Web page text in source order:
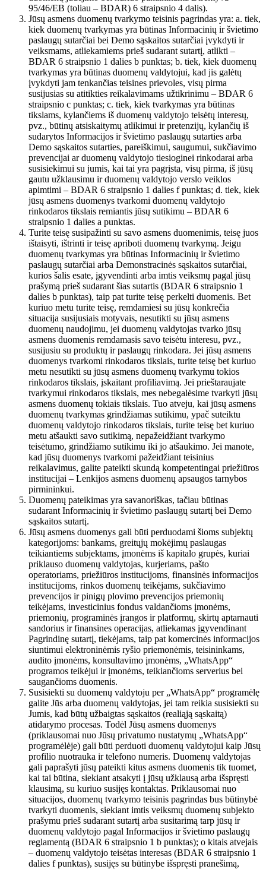
95/46/EB (toliau – BDAR) 6 straipsnio 4 dalis).
Jūsų asmens duomenų tvarkymo teisinis pagrindas yra: a. tiek,
kiek duomenų tvarkymas yra būtinas Informacinių ir švietimo
paslaugų sutarčiai bei Demo sąskaitos sutarčiai įvykdyti ir
veiksmams, atliekamiems prieš sudarant sutartį, atlikti –
BDAR 6 straipsnio 1 dalies b punktas; b. tiek, kiek duomenų
tvarkymas yra būtinas duomenų valdytojui, kad jis galėtų
įvykdyti jam tenkančias teisines prievoles, visų pirma
susijusias su atitikties reikalavimams užtikrinimu – BDAR 6
straipsnio c punktas; c. tiek, kiek tvarkymas yra būtinas
tikslams, kylančiems iš duomenų valdytojo teisėtų interesų,
pvz., būtinų atsiskaitymų atlikimui ir pretenzijų, kylančių iš
sudarytos Informacijos ir švietimo paslaugų sutarties arba
Demo sąskaitos sutarties, pareiškimui, saugumui, sukčiavimo
prevencijai ar duomenų valdytojo tiesioginei rinkodarai arba
susisiekimui su jumis, kai tai yra pagrįsta, visų pirma, iš jūsų
gautu užklausimu ir duomenų valdytojo verslo veiklos
apimtimi – BDAR 6 straipsnio 1 dalies f punktas; d. tiek, kiek
jūsų asmens duomenys tvarkomi duomenų valdytojo
rinkodaros tikslais remiantis jūsų sutikimu – BDAR 6
straipsnio 1 dalies a punktas.
Turite teisę susipažinti su savo asmens duomenimis, teisę juos
ištaisyti, ištrinti ir teisę apriboti duomenų tvarkymą. Jeigu
duomenų tvarkymas yra būtinas Informacinių ir švietimo
paslaugų sutarčiai arba Demonstracinės sąskaitos sutarčiai,
kurios šalis esate, įgyvendinti arba imtis veiksmų pagal jūsų
prašymą prieš sudarant šias sutartis (BDAR 6 straipsnio 1
dalies b punktas), taip pat turite teisę perkelti duomenis. Bet
kuriuo metu turite teisę, remdamiesi su jūsų konkrečia
situacija susijusiais motyvais, nesutikti su jūsų asmens
duomenų naudojimu, jei duomenų valdytojas tvarko jūsų
asmens duomenis remdamasis savo teisėtu interesu, pvz.,
susijusiu su produktų ir paslaugų rinkodara. Jei jūsų asmens
duomenys tvarkomi rinkodaros tikslais, turite teisę bet kuriuo
metu nesutikti su jūsų asmens duomenų tvarkymu tokios
rinkodaros tikslais, įskaitant profiliavimą. Jei prieštaraujate
tvarkymui rinkodaros tikslais, mes nebegalėsime tvarkyti jūsų
asmens duomenų tokiais tikslais. Tuo atveju, kai jūsų asmens
duomenų tvarkymas grindžiamas sutikimu, ypač suteiktu
duomenų valdytojo rinkodaros tikslais, turite teisę bet kuriuo
metu atšaukti savo sutikimą, nepažeidžiant tvarkymo
teisėtumo, grindžiamo sutikimu iki jo atšaukimo. Jei manote,
kad jūsų duomenys tvarkomi pažeidžiant teisinius
reikalavimus, galite pateikti skundą kompetentingai priežiūros
institucijai – Lenkijos asmens duomenų apsaugos tarnybos
pirmininkui.
Duomenų pateikimas yra savanoriškas, tačiau būtinas
sudarant Informacinių ir švietimo paslaugų sutartį bei Demo
sąskaitos sutartį.
Jūsų asmens duomenys gali būti perduodami šioms subjektų
kategorijoms: bankams, greitųjų mokėjimų paslaugas
teikiantiems subjektams, įmonėms iš kapitalo grupės, kuriai
priklauso duomenų valdytojas, kurjeriams, pašto
operatoriams, priežiūros institucijoms, finansinės informacijos
institucijoms, rinkos duomenų teikėjams, sukčiavimo
prevencijos ir pinigų plovimo prevencijos priemonių
teikėjams, investicinius fondus valdančioms įmonėms,
priemonių, programinės įrangos ir platformų, skirtų aptarnauti
sandorius ir finansines operacijas, atliekamas įgyvendinant
Pagrindinę sutartį, tiekėjams, taip pat komercinės informacijos
siuntimui elektroninėmis ryšio priemonėmis, teisininkams,
audito įmonėms, konsultavimo įmonėms, „WhatsApp“
programos teikėjui ir įmonėms, teikiančioms serverius bei
saugančioms duomenis.
Susisiekti su duomenų valdytoju per „WhatsApp“ programėlę
galite Jūs arba duomenų valdytojas, jei tam reikia susisiekti su
Jumis, kad būtų užbaigtas sąskaitos (realiąją sąskaitą)
atidarymo procesas. Todėl Jūsų asmens duomenys
(priklausomai nuo Jūsų privatumo nustatymų „WhatsApp“
programėlėje) gali būti perduoti duomenų valdytojui kaip Jūsų
profilio nuotrauka ir telefono numeris. Duomenų valdytojas
gali paprašyti jūsų pateikti kitus asmens duomenis tik tuomet,
kai tai būtina, siekiant atsakyti į jūsų užklausą arba išspręsti
klausimą, su kuriuo susijęs kontaktas. Priklausomai nuo
situacijos, duomenų tvarkymo teisinis pagrindas bus būtinybė
tvarkyti duomenis, siekiant imtis veiksmų duomenų subjekto
prašymu prieš sudarant sutartį arba susitarimą tarp jūsų ir
duomenų valdytojo pagal Informacijos ir švietimo paslaugų
reglamentą (BDAR 6 straipsnio 1 b punktas); o kitais atvejais
– duomenų valdytojo teisėtas interesas (BDAR 6 straipsnio 1
dalies f punktas), susijęs su būtinybe išspręsti pranešimą,